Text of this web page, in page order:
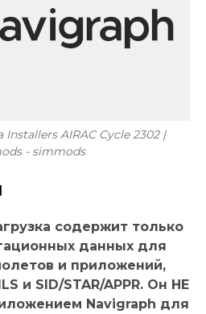
Installers AIRAC Cycle 2302 |
- simmods
содержит только
данных для
и приложений,
и SID/STAR/APPR. Он НЕ
Navigraph для